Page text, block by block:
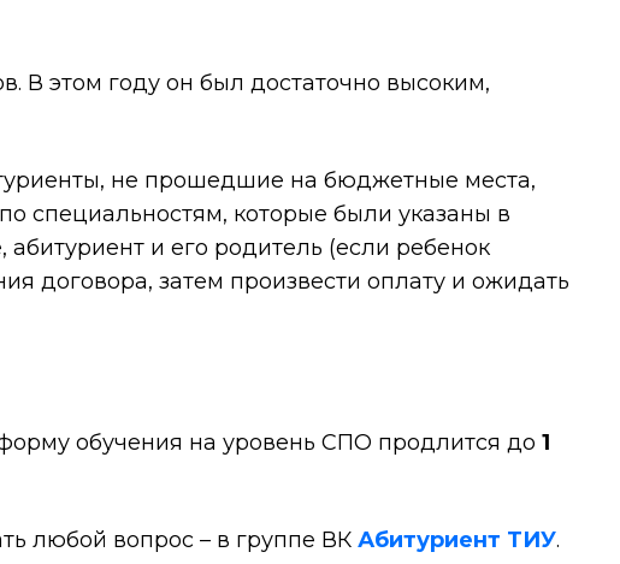
В этом году он был достаточно высоким,
не прошедшие на бюджетные места,
специальностям, которые были указаны в
и его родитель (если ребенок
договора, затем произвести оплату и ожидать
обучения на уровень СПО продлится до 1
любой вопрос – в группе ВК Абитуриент ТИУ.